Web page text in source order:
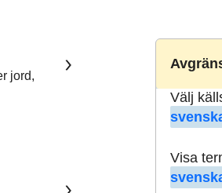
Välj
Visa
jord,